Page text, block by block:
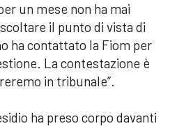
un mese non ha mai
il punto di vista di
ha contattato la Fiom per
La contestazione è
in tribunale”.
ha preso corpo davanti